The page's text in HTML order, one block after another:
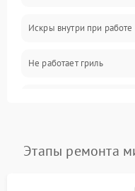
Программное
Искры внутри при работе
Не работает гриль
Появление запаха гари
Этапы ремонта